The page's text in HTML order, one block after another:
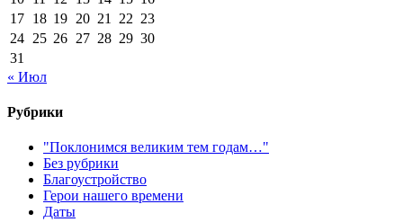
17 18 19 20 21 22 23
24 25 26 27 28 29 30
31
« Июл
Рубрики
"Поклонимся великим тем годам…"
Без рубрики
Благоустройство
Герои нашего времени
Даты